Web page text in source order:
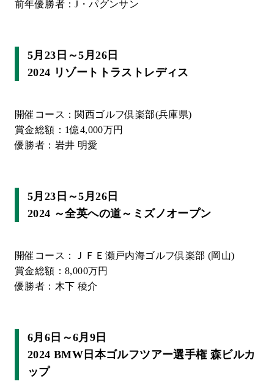
前年優勝者：J・パグンサン
5月23日～5月26日
2024 リゾートトラストレディス
開催コース：関西ゴルフ倶楽部(兵庫県)
賞金総額：1億4,000万円
優勝者：岩井 明愛
5月23日～5月26日
2024 ～全英への道～ミズノオープン
開催コース：ＪＦＥ瀬戸内海ゴルフ倶楽部 (岡山)
賞金総額：8,000万円
優勝者：木下 稜介
6月6日～6月9日
2024 BMW日本ゴルフツアー選手権 森ビルカ
ップ